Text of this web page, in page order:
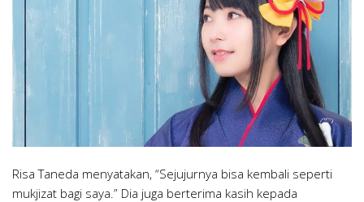
Risa Taneda menyatakan, “Sejujurnya bisa kembali seperti
mukjizat bagi saya.” Dia juga berterima kasih kepada